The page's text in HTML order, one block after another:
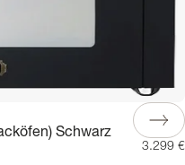
Schwarz
3.299 €